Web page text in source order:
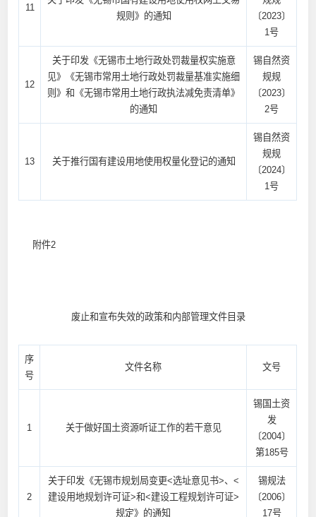
11
规则》的通知
〔2023〕
1号
12
关于印发《无锡市土地行政处罚裁量权实施意
见》《无锡市常用土地行政处罚裁量基准实施细
则》和《无锡市常用土地行政执法减免责清单》
的通知
锡自然资
规规
〔2023〕
2号
13 关于推行国有建设用地使用权量化登记的通知
锡自然资
规规
〔2024〕
1号
附件2
废止和宣布失效的政策和内部管理文件目录
序
号
文件名称 文号
1 关于做好国土资源听证工作的若干意见
锡国土资
发
〔2004〕
第185号
2
关于印发《无锡市规划局变更<选址意见书>、<
建设用地规划许可证>和<建设工程规划许可证>
规定》的通知
锡规法
〔2006〕
17号